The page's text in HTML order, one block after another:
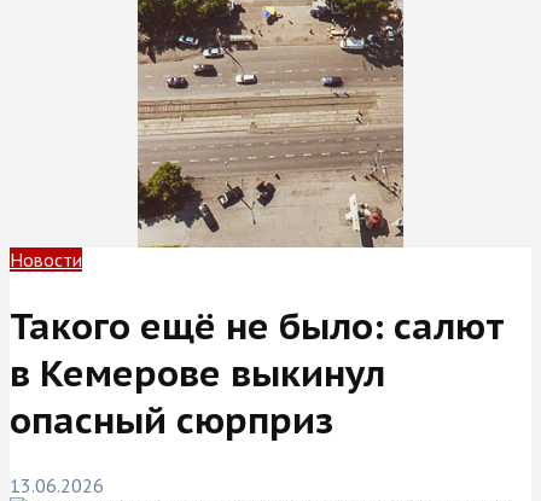
Новости
Такого ещё не было: салют
в Кемерове выкинул
опасный сюрприз
13.06.2026